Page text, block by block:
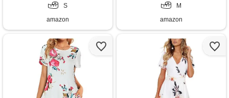
frontale sexy vestito da festa
(s)
S
amazon
linea a, ampia, prendisole
M
amazon